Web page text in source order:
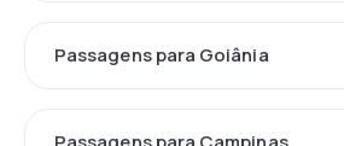
Passagens para Goiânia